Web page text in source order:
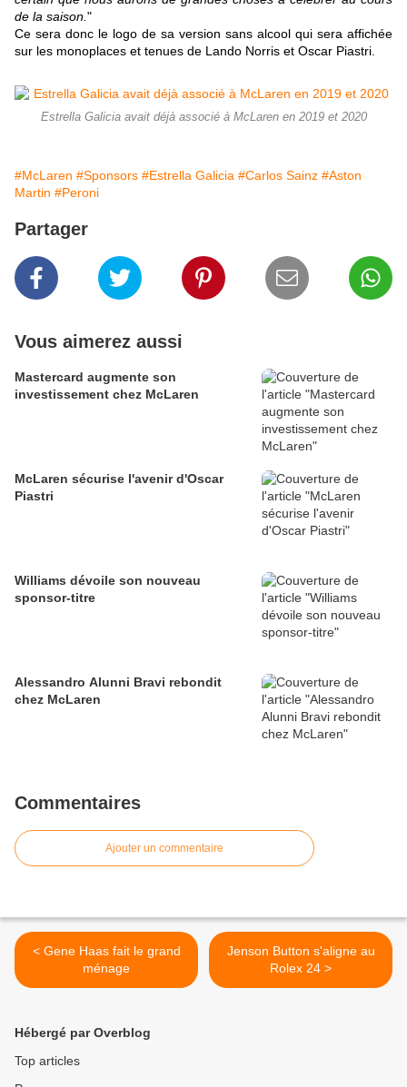
de la saison. "
Ce sera donc le logo de sa version sans alcool qui sera affichée
sur les monoplaces et tenues de Lando Norris et Oscar Piastri.
Estrella Galicia avait déjà associé à McLaren en 2019 et 2020
#McLaren #Sponsors #Estrella Galicia #Carlos Sainz #Aston
Martin #Peroni
Partager
Vous aimerez aussi
Mastercard augmente son
investissement chez McLaren
McLaren sécurise l'avenir d'Oscar
Piastri
Williams dévoile son nouveau
sponsor-titre
Alessandro Alunni Bravi rebondit
chez McLaren
Commentaires
Ajouter un commentaire
< Gene Haas fait le grand
ménage
Jenson Button s'aligne au
Rolex 24 >
Hébergé par Overblog
Top articles